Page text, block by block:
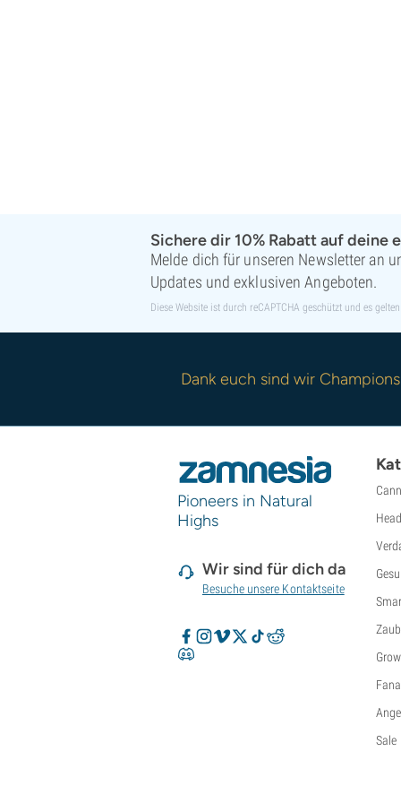
Sichere dir 10% Rabatt auf deine
Melde dich für unseren Newsletter an
Updates und exklusiven Angeboten.
Diese Website ist durch reCAPTCHA geschützt und es
Dank euch sind wir
Pioneers in Natural
Highs
Wir sind für dich da
Besuche unsere Kontaktseite
Sale